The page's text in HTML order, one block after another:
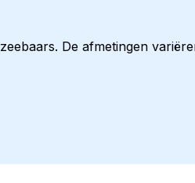
De afmetingen